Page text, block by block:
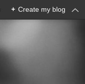
+ Create my blog